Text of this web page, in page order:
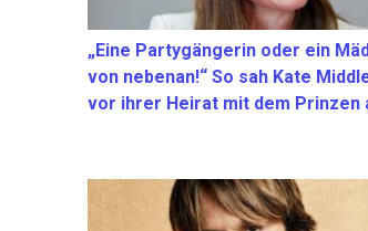
„Eine Partygängerin oder ein
von nebenan!“ So sah Kate
vor ihrer Heirat mit dem Prinzen